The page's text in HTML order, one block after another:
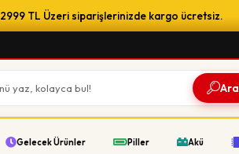
2999 TL Üzeri siparişlerinizde kargo ücretsiz.
Ara
Gelecek Ürünler Piller Akü